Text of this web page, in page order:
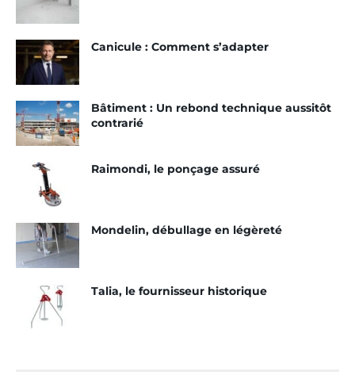
Canicule : Comment s’adapter
Bâtiment : Un rebond technique aussitôt
contrarié
Raimondi, le ponçage assuré
Mondelin, débullage en légèreté
Talia, le fournisseur historique